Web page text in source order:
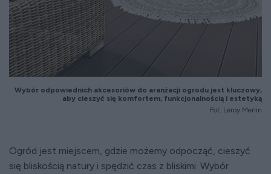
Wybór odpowiednich akcesoriów do aranżacji ogrodu jest kluczowy,
aby cieszyć się komfortem, funkcjonalnością i estetyką
Fot. Leroy Merlin
Ogród jest miejscem, gdzie możemy odpocząć, cieszyć
się bliskością natury i spędzić czas z bliskimi. Wybór